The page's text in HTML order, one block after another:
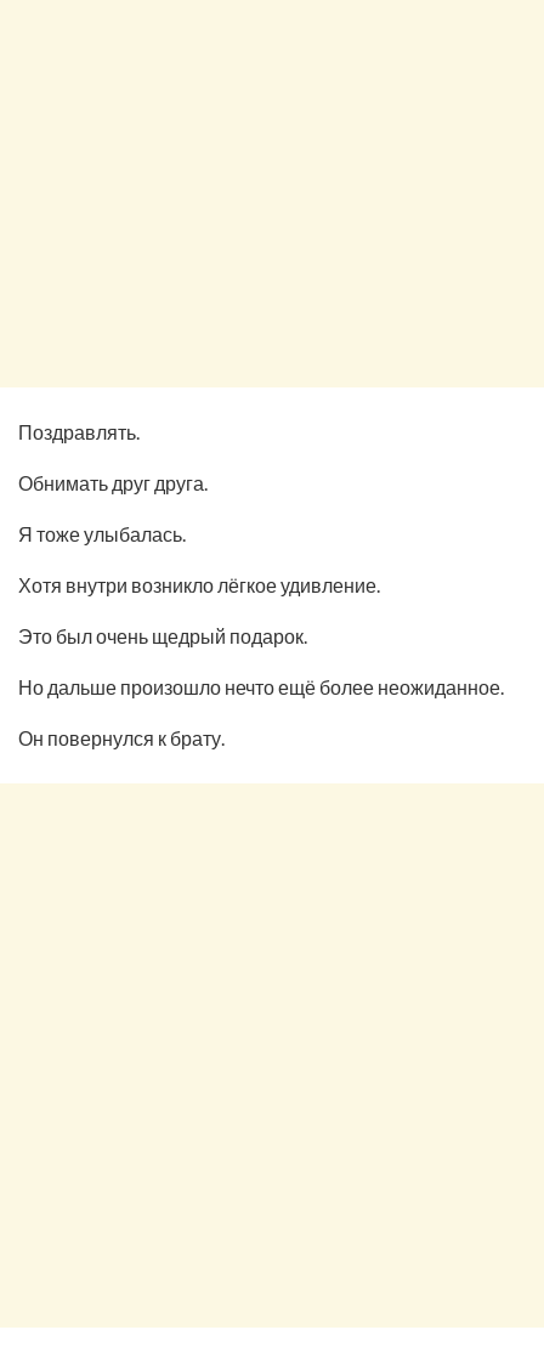
Поздравлять.
Обнимать друг друга.
Я тоже улыбалась.
Хотя внутри возникло лёгкое удивление.
Это был очень щедрый подарок.
Но дальше произошло нечто ещё более неожиданное.
Он повернулся к брату.